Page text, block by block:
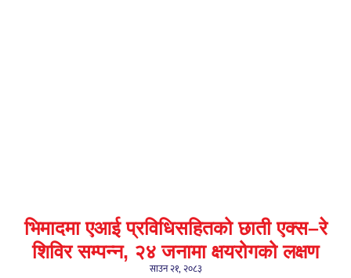
भिमादमा एआई प्रविधिसहितको छाती एक्स–रे
शिविर सम्पन्न, २४ जनामा क्षयरोगको लक्षण
साउन २१, २०८३